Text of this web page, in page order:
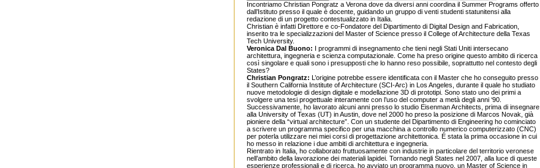
Incontriamo Christian Pongratz a Verona dove da diversi anni coordina il Summer Programs offerto
dall’Istituto presso il quale è docente, guidando un gruppo di venti studenti statunitensi alla
redazione di un progetto contestualizzato in Italia.
Christian è infatti Direttore e co-Fondatore del Dipartimento di Digital Design and Fabrication,
inserito tra le specializzazioni del Master of Science presso il College of Architecture della Texas
Tech University.
Veronica Dal Buono: I programmi di insegnamento che tieni negli Stati Uniti intersecano
architettura, ingegneria e scienza computazionale. Come ha preso origine questo ambito di ricerca
così singolare e quali sono i presupposti che lo hanno reso possibile, soprattutto nel contesto degli
States?
Christian Pongratz: L’origine potrebbe essere identificata con il Master che ho conseguito presso
il Southern California Institute of Architecture (SCI-Arc) in Los Angeles, durante il quale ho studiato
nuove metodologie di design digitale e modellazione 3D di prototipi. Sono stato uno dei primi a
svolgere una tesi progettuale interamente con l’uso del computer a metà degli anni ‘90.
Successivamente, ho lavorato alcuni anni presso lo studio Eisenman Architects, prima di insegnare
alla University of Texas (UT) in Austin, dove nel 2000 ho preso la posizione di Marcos Novak, già
pioniere della “virtual architecture”. Con un studente del Dipartimento di Engineering ho cominciato
a scrivere un programma specifico per una macchina a controllo numerico computerizzato (CNC)
per poterla utilizzare nei miei corsi di progettazione architettonica. É stata la prima occasione in cui
ho messo in relazione i due ambiti di architettura e ingegneria.
Rientrato in Italia, ho collaborato fruttuosamente con industrie in particolare del territorio veronese
nell’ambito della lavorazione dei materiali lapidei. Tornando negli States nel 2007, alla luce di queste
esperienze professionali e di ricerca, ho avviato un programma nuovo, un Master of Science in